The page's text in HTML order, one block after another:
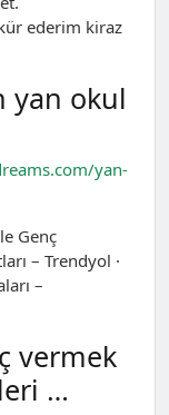
ederim kiraz
yan okul
yan-
Genç
– Trendyol ·
–
vermek
…